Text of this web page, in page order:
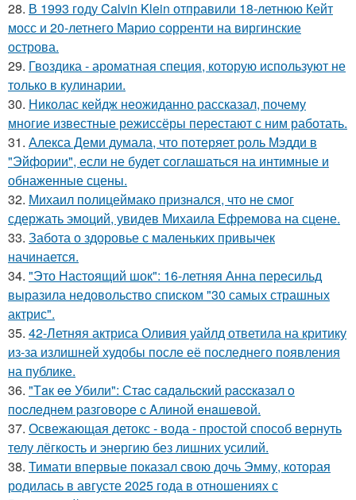
28. В 1993 году Calvin Klein отправили 18-летнюю Кейт
мосс и 20-летнего Марио сорренти на виргинские
острова.
29. Гвоздика - ароматная специя, которую используют не
только в кулинарии.
30. Николас кейдж неожиданно рассказал, почему
многие известные режиссёры перестают с ним работать.
31. Алекса Деми думала, что потеряет роль Мэдди в
"Эйфории", если не будет соглашаться на интимные и
обнаженные сцены.
32. Михаил полицеймако признался, что не смог
сдержать эмоций, увидев Михаила Ефремова на сцене.
33. Забота о здоровье с маленьких привычек
начинается.
34. "Это Настоящий шок": 16-летняя Анна пересильд
выразила недовольство списком "30 самых страшных
актрис".
35. 42-Летняя актриса Оливия уайлд ответила на критику
из-за излишней худобы после её последнего появления
на публике.
36. "Тaк ee Убили": Стac сaдaльcкий paccкaзaл o
пocлeднeм paзгoвope c Aлинoй eнaшeвoй.
37. Освежающая детокс - вода - простой способ вернуть
телу лёгкость и энергию без лишних усилий.
38. Тимати впервые показал свою дочь Эмму, которая
родилась в августе 2025 года в отношениях с